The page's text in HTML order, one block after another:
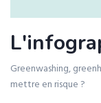
Greenwashing,
mettre en risque ?